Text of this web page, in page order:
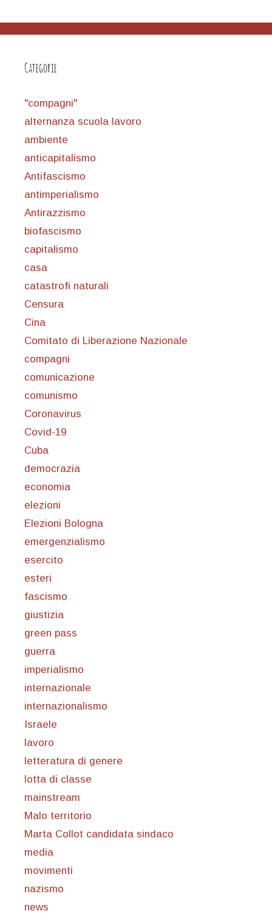
Categorie
"compagni"
alternanza scuola lavoro
ambiente
anticapitalismo
Antifascismo
antimperialismo
Antirazzismo
biofascismo
capitalismo
casa
catastrofi naturali
Censura
Cina
Comitato di Liberazione Nazionale
compagni
comunicazione
comunismo
Coronavirus
Covid-19
Cuba
democrazia
economia
elezioni
Elezioni Bologna
emergenzialismo
esercito
esteri
fascismo
giustizia
green pass
guerra
imperialismo
internazionale
internazionalismo
Israele
lavoro
letteratura di genere
lotta di classe
mainstream
Malo territorio
Marta Collot candidata sindaco
media
movimenti
nazismo
news